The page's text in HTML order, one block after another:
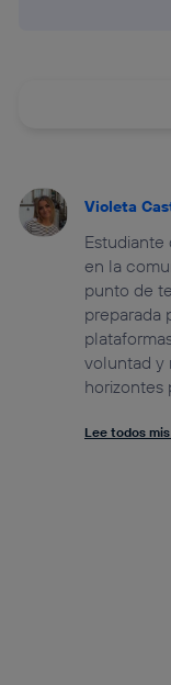
Violeta
en la
punto de
preparada
voluntad y
horizontes
Lee todos